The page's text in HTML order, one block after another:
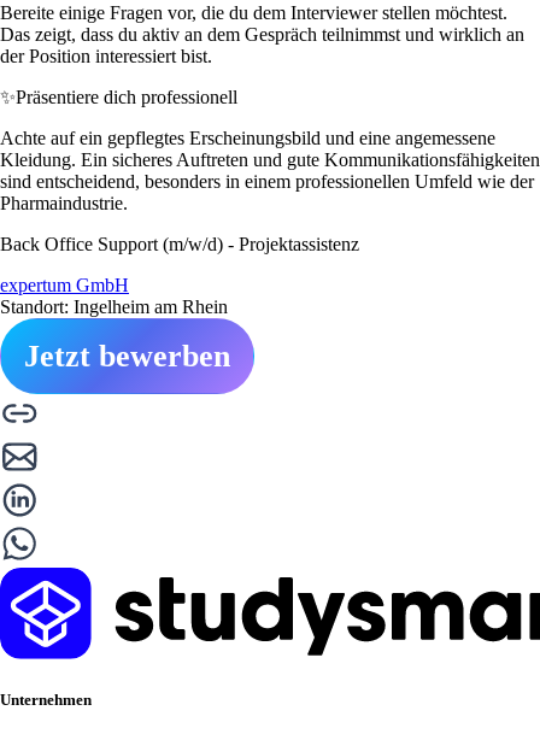
Bereite einige Fragen vor, die du dem Interviewer stellen möchtest.
Das zeigt, dass du aktiv an dem Gespräch teilnimmst und wirklich an
der Position interessiert bist.
✨Präsentiere dich professionell
Achte auf ein gepflegtes Erscheinungsbild und eine angemessene
Kleidung. Ein sicheres Auftreten und gute Kommunikationsfähigkeiten
sind entscheidend, besonders in einem professionellen Umfeld wie der
Pharmaindustrie.
Back Office Support (m/w/d) - Projektassistenz
expertum GmbH
Standort: Ingelheim am Rhein
Jetzt bewerben
Unternehmen